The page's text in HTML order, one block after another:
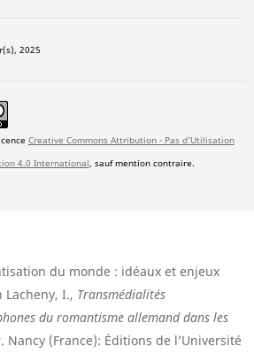
2025
Creative Commons Attribution - Pas d'Utilisation
4.0 International, sauf mention contraire.
du monde : idéaux et enjeux
Lacheny, I., Transmédialités
du romantisme allemand dans les
. Nancy (France): Éditions de l’Université